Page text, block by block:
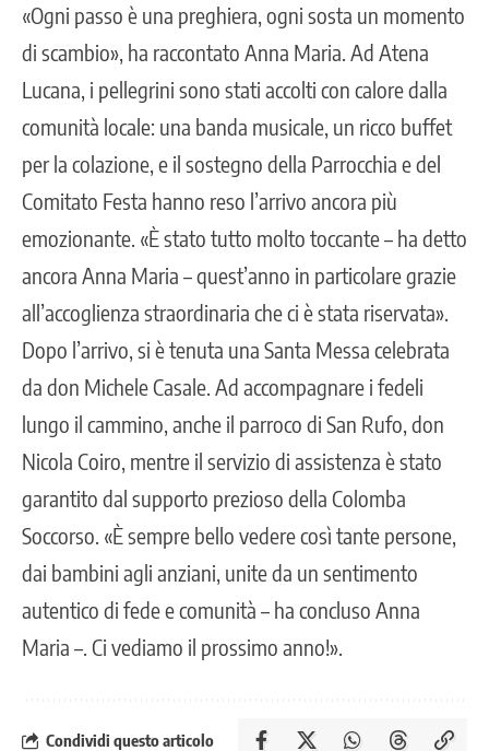
«Ogni passo è una preghiera, ogni sosta un momento
di scambio», ha raccontato Anna Maria. Ad Atena
Lucana, i pellegrini sono stati accolti con calore dalla
comunità locale: una banda musicale, un ricco buffet
per la colazione, e il sostegno della Parrocchia e del
Comitato Festa hanno reso l’arrivo ancora più
emozionante. «È stato tutto molto toccante – ha detto
ancora Anna Maria – quest’anno in particolare grazie
all’accoglienza straordinaria che ci è stata riservata».
Dopo l’arrivo, si è tenuta una Santa Messa celebrata
da don Michele Casale. Ad accompagnare i fedeli
lungo il cammino, anche il parroco di San Rufo, don
Nicola Coiro, mentre il servizio di assistenza è stato
garantito dal supporto prezioso della Colomba
Soccorso. «È sempre bello vedere così tante persone,
dai bambini agli anziani, unite da un sentimento
autentico di fede e comunità – ha concluso Anna
Maria –. Ci vediamo il prossimo anno!».
Condividi questo articolo